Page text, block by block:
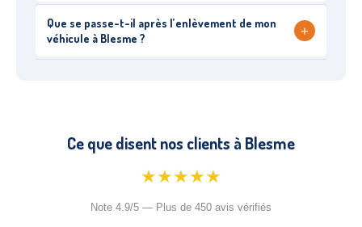
Que se passe-t-il après l’enlèvement de mon
véhicule à Blesme ?
+
Ce que disent nos clients à Blesme
★★★★★
Note 4.9/5 — Plus de 450 avis vérifiés